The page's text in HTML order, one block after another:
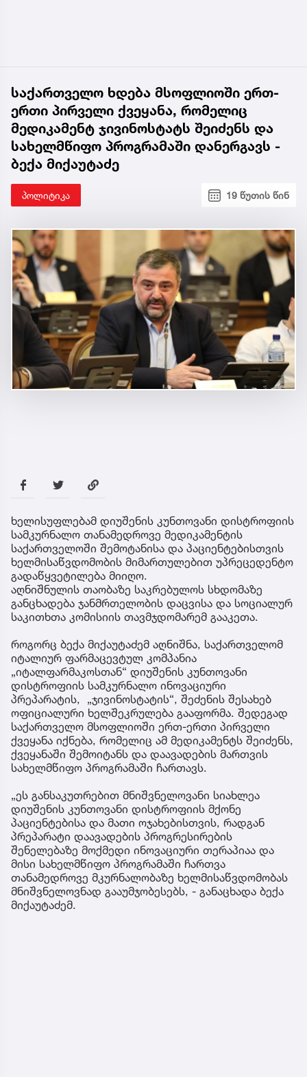
საქართველო ხდება მსოფლიოში ერთ-
ერთი პირველი ქვეყანა, რომელიც
მედიკამენტ ჯივინოსტატს შეიძენს და
სახელმწიფო პროგრამაში დანერგავს -
ბექა მიქაუტაძე
პოლიტიკა 19 წუთის წინ
ხელისუფლებამ დიუშენის კუნთოვანი დისტროფიის
სამკურნალო თანამედროვე მედიკამენტის
საქართველოში შემოტანისა და პაციენტებისთვის
ხელმისაწვდომობის მიმართულებით უპრეცედენტო
გადაწყვეტილება მიიღო.
აღნიშნულის თაობაზე საკრებულოს სხდომაზე
განცხადება ჯანმრთელობის დაცვისა და სოციალურ
საკითხთა კომისიის თავმჯდომარემ გააკეთა.
როგორც ბექა მიქაუტაძემ აღნიშნა, საქართველომ
იტალიურ ფარმაცევტულ კომპანია
„იტალფარმაკოსთან“ დიუშენის კუნთოვანი
დისტროფიის სამკურნალო ინოვაციური
პრეპარატის, „ჯივინოსტატის“, შეძენის შესახებ
ოფიციალური ხელშეკრულება გააფორმა. შედეგად
საქართველო მსოფლიოში ერთ-ერთი პირველი
ქვეყანა იქნება, რომელიც ამ მედიკამენტს შეიძენს,
ქვეყანაში შემოიტანს და დაავადების მართვის
სახელმწიფო პროგრამაში ჩართავს.
„ეს განსაკუთრებით მნიშვნელოვანი სიახლეა
დიუშენის კუნთოვანი დისტროფიის მქონე
პაციენტებისა და მათი ოჯახებისთვის, რადგან
პრეპარატი დაავადების პროგრესირების
შენელებაზე მოქმედი ინოვაციური თერაპიაა და
მისი სახელმწიფო პროგრამაში ჩართვა
თანამედროვე მკურნალობაზე ხელმისაწვდომობას
მნიშვნელოვნად გააუმჯობესებს, - განაცხადა ბექა
მიქაუტაძემ.